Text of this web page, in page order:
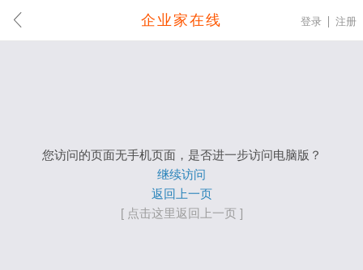
企业家在线 登录 注册
您访问的页面无手机页面，是否进一步访问电脑版？
继续访问
返回上一页
[ 点击这里返回上一页 ]